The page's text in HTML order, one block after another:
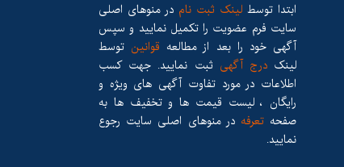
ابتدا توسط لینک ثبت نام در منوهای اصلی
سایت فرم عضویت را تکمیل نمایید و سپس
آگهی خود را بعد از مطالعه قوانین توسط
لینکدرج آگهی ثبت نمایید. جهت کسب
اطلاعات در مورد تفاوت آگهی های ویژه و
رایگان ، لیست قیمت ها و تخفیف ها به
صفحه تعرفهدر منوهای اصلی سایت رجوع
نمایید.